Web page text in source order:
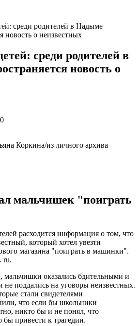
среди родителей в Надыме
новость о неизвестных
среди родителей в
новость о
Коркина/из личного архива
мальчишек "поиграть
расходится информация о том, что
который хотел увезти
магазина "поиграть в машинки".
ru.
оказались бдительными и
поддались на уговоры неизвестных.
стали свидетелями
что если бы школьники
никто бы и не понял, что
бы привести к трагедии.